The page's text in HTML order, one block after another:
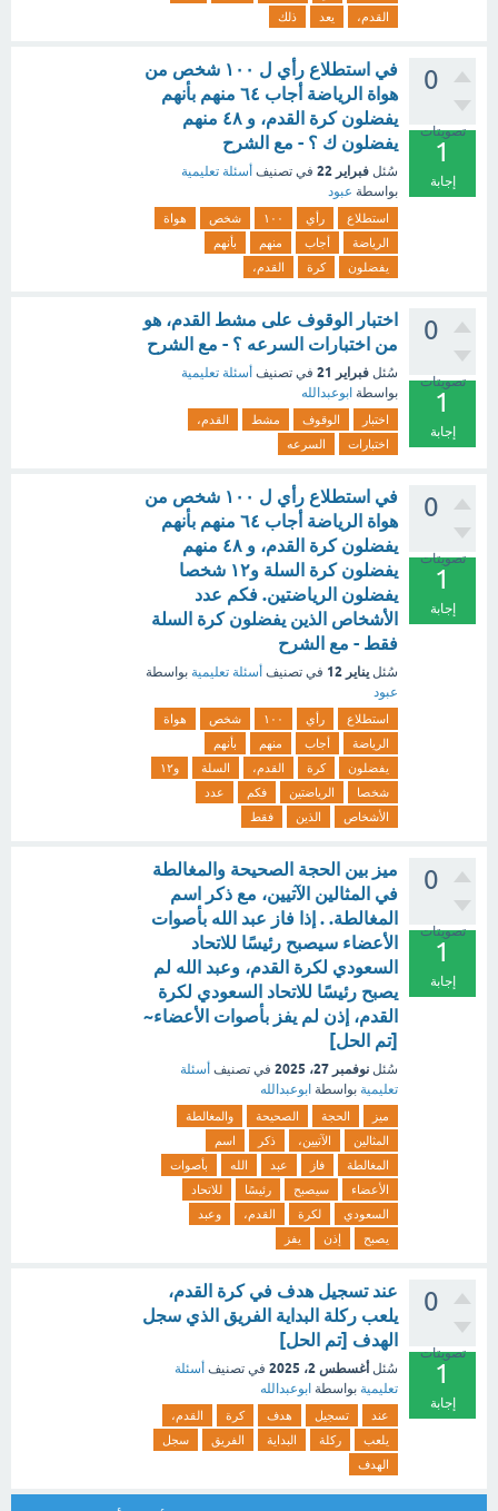
القدم،
يعد ذلك
0
تصويتات
1
إجابة
في استطلاع رأي ل ١٠٠ شخص من
هواة الرياضة أجاب ٦٤ منهم بأنهم
يفضلون كرة القدم، و ٤٨ منهم
يفضلون ك ؟ - مع الشرح
سُئل فبراير 22 في تصنيف أسئلة تعليمية
بواسطة عبود
استطلاع رأي ١٠٠ شخص
هواة
الرياضة
أجاب منهم
بأنهم
يفضلون
كرة القدم،
0
تصويتات
1
إجابة
اختبار الوقوف على مشط القدم، هو
من اختبارات السرعه ؟ - مع الشرح
سُئل فبراير 21 في تصنيف أسئلة تعليمية
بواسطة ابوعبدالله
اختبار الوقوف مشط
القدم،
اختبارات
السرعه
0
تصويتات
1
إجابة
في استطلاع رأي ل ١٠٠ شخص من
هواة الرياضة أجاب ٦٤ منهم بأنهم
يفضلون كرة القدم، و ٤٨ منهم
يفضلون كرة السلة و١٢ شخصا
يفضلون الرياضتين. فكم عدد
الأشخاص الذين يفضلون كرة السلة
فقط - مع الشرح
سُئل يناير 12 في تصنيف أسئلة تعليمية بواسطة
عبود
استطلاع رأي ١٠٠ شخص
هواة
الرياضة
أجاب منهم
بأنهم
يفضلون
كرة القدم، السلة
و١٢
شخصا
الرياضتين فكم
عدد
الأشخاص
الذين فقط
0
تصويتات
1
إجابة
ميز بين الحجة الصحيحة والمغالطة
في المثالين الآتيين، مع ذكر اسم
المغالطة. . إذا فاز عبد الله بأصوات
الأعضاء سيصبح رئيسًا للاتحاد
السعودي لكرة القدم، وعبد الله لم
يصبح رئيسًا للاتحاد السعودي لكرة
القدم، إذن لم يفز بأصوات الأعضاء~
[تم الحل]
سُئل نوفمبر 27، 2025 في تصنيف أسئلة
تعليمية بواسطة ابوعبدالله
ميز الحجة الصحيحة
والمغالطة
المثالين
الآتيين، ذكر
اسم
المغالطة
فاز عبد الله
بأصوات
الأعضاء
سيصبح رئيسًا
للاتحاد
السعودي
لكرة القدم،
وعبد
يصبح
إذن يفز
0
تصويتات
1
إجابة
عند تسجيل هدف في كرة القدم،
يلعب ركلة البداية الفريق الذي سجل
الهدف [تم الحل]
سُئل أغسطس 2، 2025 في تصنيف أسئلة
تعليمية بواسطة ابوعبدالله
عند تسجيل هدف كرة
القدم،
يلعب
ركلة البداية الفريق
سجل
الهدف